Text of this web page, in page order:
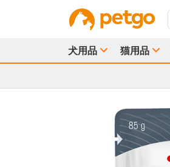
犬用品 猫用品